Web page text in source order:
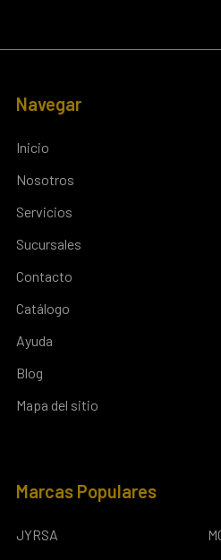
Navegar
Inicio
Nosotros
Servicios
Sucursales
Contacto
Catálogo
Ayuda
Blog
Mapa del sitio
Marcas Populares
JYRSA